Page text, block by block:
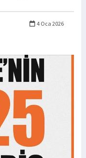
4 Oca 2026